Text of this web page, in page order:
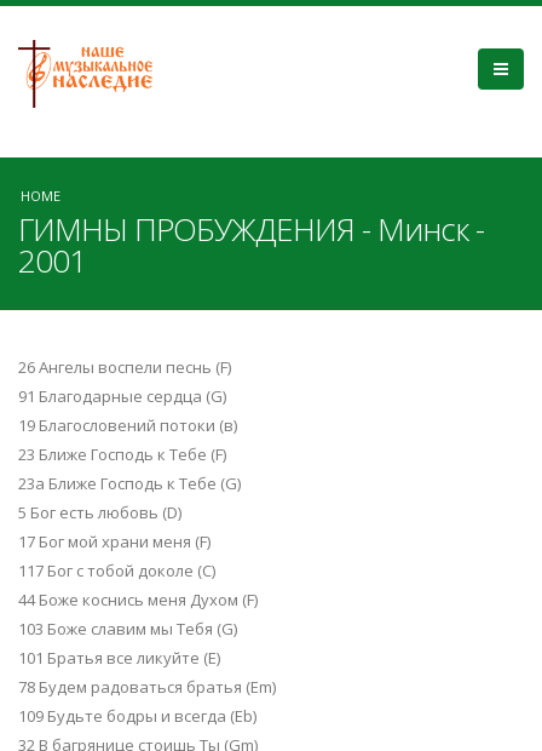
HOME
ГИМНЫ ПРОБУЖДЕНИЯ - Минск -
2001
26 Ангелы воспели песнь (F)
91 Благодарные сердца (G)
19 Благословений потоки (в)
23 Ближе Господь к Тебе (F)
23а Ближе Господь к Тебе (G)
5 Бог есть любовь (D)
17 Бог мой храни меня (F)
117 Бог с тобой доколе (C)
44 Боже коснись меня Духом (F)
103 Боже славим мы Тебя (G)
101 Братья все ликуйте (E)
78 Будем радоваться братья (Em)
109 Будьте бодры и всегда (Eb)
32 В багрянице стоишь Ты (Gm)